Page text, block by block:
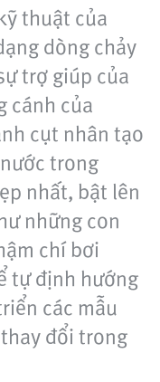
thuật của
dòng chảy
trợ giúp của
cánh của
cụt nhân tạo
trong
nhất, bật lên
những con
chí bơi
tự định hướng
các mẫu
đổi trong